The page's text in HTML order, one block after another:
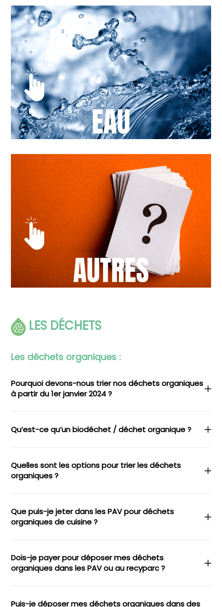
LES DÉCHETS
Les déchets organiques :
Pourquoi devons-nous trier nos déchets organiques
à partir du 1er janvier 2024 ?
Qu’est-ce qu’un biodéchet / déchet organique ?
Quelles sont les options pour trier les déchets
organiques ?
Que puis-je jeter dans les PAV pour déchets
organiques de cuisine ?
Dois-je payer pour déposer mes déchets
organiques dans les PAV ou au recyparc ?
Puis-je déposer mes déchets organiques dans des